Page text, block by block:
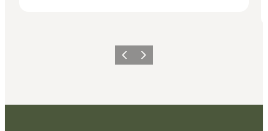
Vorherige Folie
Nächste Folie